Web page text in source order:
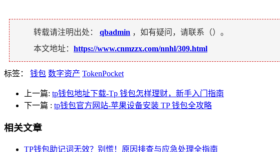
转载请注明出处： qbadmin ，如有疑问，请联系（）。
本文地址： https://www.cnmzzx.com/nnhl/309.html
标签： 钱包 数字资产 TokenPocket
上一篇: tp钱包地址下载-Tp 钱包怎样理财，新手入门指南
下一篇 : tp钱包官方网站-苹果设备安装 TP 钱包全攻略
相关文章
TP钱包助记词无效？别慌！原因排查与应急处理全指南